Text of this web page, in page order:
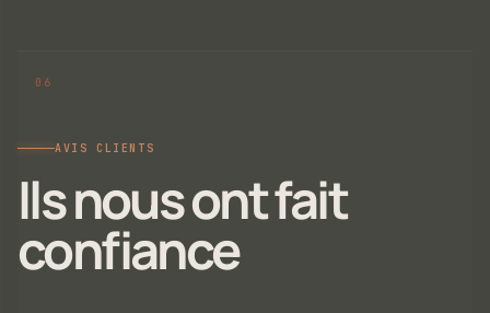
AVIS CLIENTS
Ils nous ont fait
confiance